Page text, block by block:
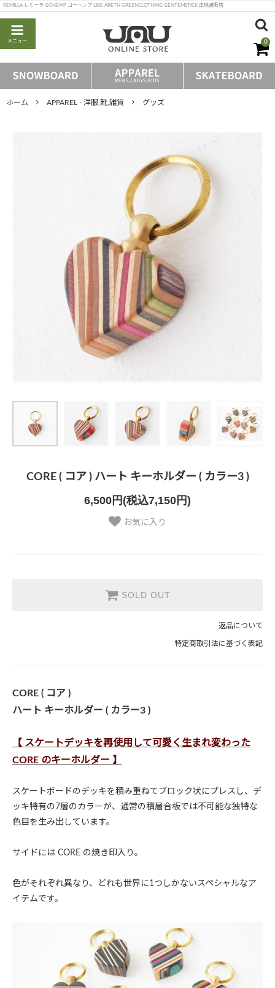
REMILLA レミーラ GOHEMP ゴーヘンプ LIBE ARETH GREENCLOTHING GENTEMSTICK 正規通販店
メニュー 0
ホーム APPAREL - 洋服,靴,雑貨 グッズ
CORE ( コア ) ハート キーホルダー ( カラー3 )
6,500円(税込7,150円)
お気に入り
SOLD OUT
返品について
特定商取引法に基づく表記
CORE ( コア )
ハート キーホルダー ( カラー3 )
【 スケートデッキを再使用して可愛く生まれ変わった
CORE のキーホルダー 】
スケートボードのデッキを積み重ねてブロック状にプレスし、デ
ッキ特有の7層のカラーが、通常の積層合板では不可能な独特な
色目を生み出しています。
サイドには CORE の焼き印入り。
色がそれぞれ異なり、どれも世界に1つしかないスペシャルなア
イテムです。